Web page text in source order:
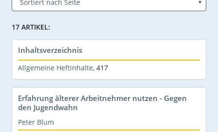
17 ARTIKEL:
Inhaltsverzeichnis
Allgemeine Heftinhalte, 417
Erfahrung älterer Arbeitnehmer nutzen - Gegen
den Jugendwahn
Peter Blum